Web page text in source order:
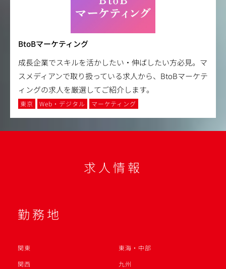
BtoBマーケティング
成長企業でスキルを活かしたい・伸ばしたい方必見。マ
スメディアンで取り扱っている求人から、BtoBマーケテ
ィングの求人を厳選してご紹介します。
東京 Web・デジタル マーケティング
求人情報
勤務地
関東
東海・中部
関西
九州